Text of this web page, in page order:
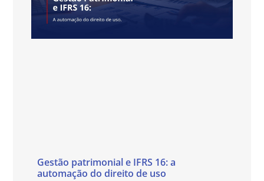
Gestão patrimonial e IFRS 16: a
automação do direito de uso